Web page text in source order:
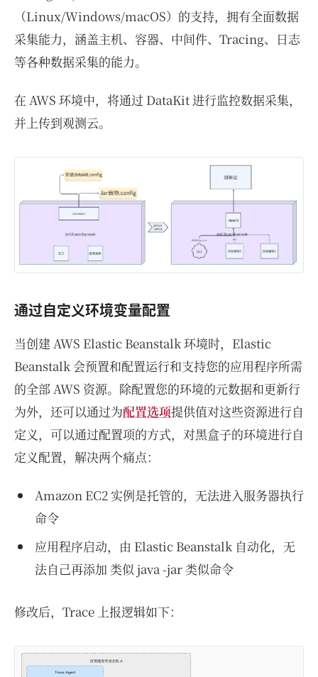
（Linux/Windows/macOS）的支持，拥有全面数据
采集能力，涵盖主机、容器、中间件、Tracing、日志
等各种数据采集的能力。
在 AWS 环境中，将通过 DataKit 进行监控数据采集，
并上传到观测云。
通过自定义环境变量配置
当创建 AWS Elastic Beanstalk 环境时，Elastic
Beanstalk 会预置和配置运行和支持您的应用程序所需
的全部 AWS 资源。除配置您的环境的元数据和更新行
为外，还可以通过为配置选项提供值对这些资源进行自
定义，可以通过配置项的方式，对黑盒子的环境进行自
定义配置，解决两个痛点：
Amazon EC2 实例是托管的，无法进入服务器执行
命令
应用程序启动，由 Elastic Beanstalk 自动化，无
法自己再添加 类似 java -jar 类似命令
修改后，Trace 上报逻辑如下：